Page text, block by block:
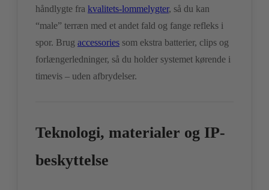
håndlygte fra kvalitets-lommelygter, så du kan
“male” terræn med et andet fald og fange refleks i
spor. Brug accessories som ekstra batterier, clips og
forlængerledninger, så du holder systemet kørende i
timevis – uden afbrydelser.
Teknologi, materialer og IP-
beskyttelse